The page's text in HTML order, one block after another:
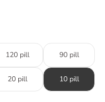
120 pill 90 pill
20 pill 10 pill